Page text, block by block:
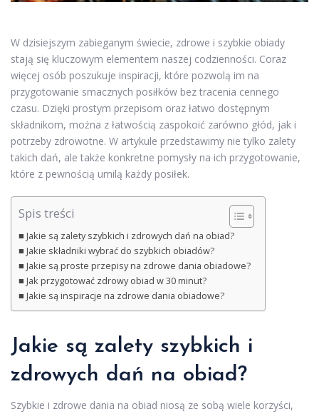
W dzisiejszym zabieganym świecie, zdrowe i szybkie obiady
stają się kluczowym elementem naszej codzienności. Coraz
więcej osób poszukuje inspiracji, które pozwolą im na
przygotowanie smacznych posiłków bez tracenia cennego
czasu. Dzięki prostym przepisom oraz łatwo dostępnym
składnikom, można z łatwością zaspokoić zarówno głód, jak i
potrzeby zdrowotne. W artykule przedstawimy nie tylko zalety
takich dań, ale także konkretne pomysły na ich przygotowanie,
które z pewnością umilą każdy posiłek.
Spis treści
Jakie są zalety szybkich i zdrowych dań na obiad?
Jakie składniki wybrać do szybkich obiadów?
Jakie są proste przepisy na zdrowe dania obiadowe?
Jak przygotować zdrowy obiad w 30 minut?
Jakie są inspiracje na zdrowe dania obiadowe?
Jakie są zalety szybkich i
zdrowych dań na obiad?
Szybkie i zdrowe dania na obiad niosą ze sobą wiele korzyści,